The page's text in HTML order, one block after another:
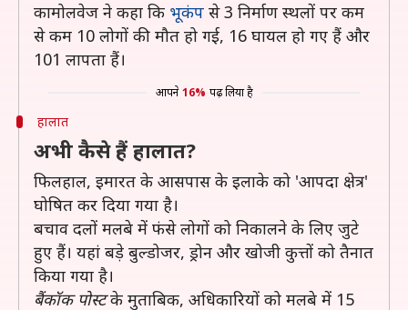
कामोलवेज ने कहा कि भूकंप से 3 निर्माण स्थलों पर कम
से कम 10 लोगों की मौत हो गई, 16 घायल हो गए हैं और
101 लापता हैं।
आपने 16% पढ़ लिया है
हालात
अभी कैसे हैं हालात?
फिलहाल, इमारत के आसपास के इलाके को 'आपदा क्षेत्र'
घोषित कर दिया गया है।
बचाव दलों मलबे में फंसे लोगों को निकालने के लिए जुटे
हुए हैं। यहां बड़े बुल्डोजर, ड्रोन और खोजी कुत्तों को तैनात
किया गया है।
बैंकॉक पोस्टके मुताबिक, अधिकारियों को मलबे में 15